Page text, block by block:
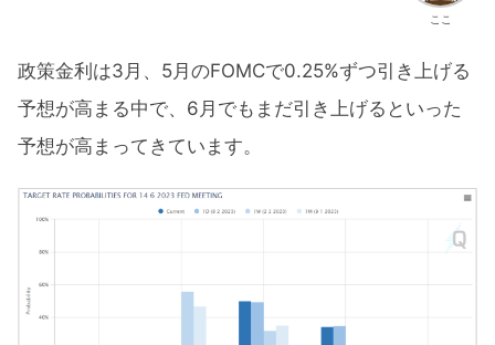
ここ
政策金利は3月、5月のFOMCで0.25%ずつ引き上げる
予想が高まる中で、6月でもまだ引き上げるといった
予想が高まってきています。